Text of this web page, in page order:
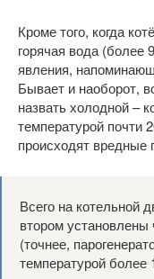
Кроме того, когда
горячая вода (более
явления,
Бывает и наоборот,
назвать холодной –
температурой почти
происходят вредные
Всего на котельной
втором
(точнее,
температурой более